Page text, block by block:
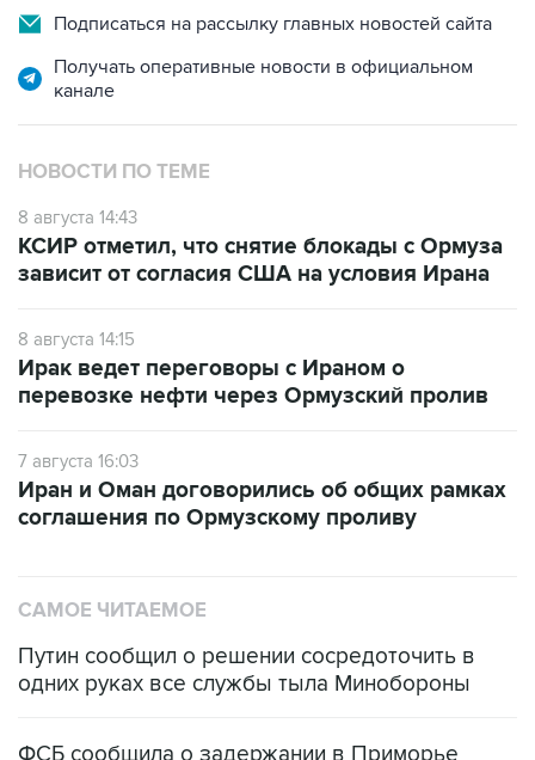
Подписаться на рассылку главных новостей сайта
Получать оперативные новости в официальном
канале
НОВОСТИ ПО ТЕМЕ
8 августа 14:43
КСИР отметил, что снятие блокады с Ормуза
зависит от согласия США на условия Ирана
8 августа 14:15
Ирак ведет переговоры с Ираном о
перевозке нефти через Ормузский пролив
7 августа 16:03
Иран и Оман договорились об общих рамках
соглашения по Ормузскому проливу
САМОЕ ЧИТАЕМОЕ
Путин сообщил о решении сосредоточить в
одних руках все службы тыла Минобороны